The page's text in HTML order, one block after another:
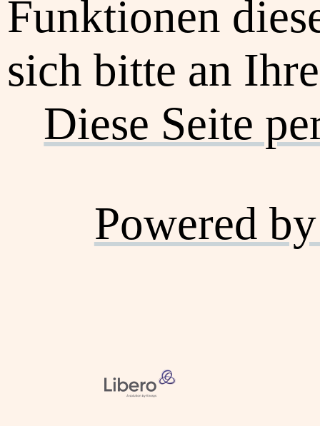
Funktionen
sich bitte an
Diese Seite
Powered